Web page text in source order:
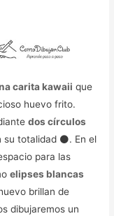
carita kawaii que
huevo frito.
dos círculos
su totalidad ⚫. En el
para las
elipses blancas
brillan de
dibujaremos un